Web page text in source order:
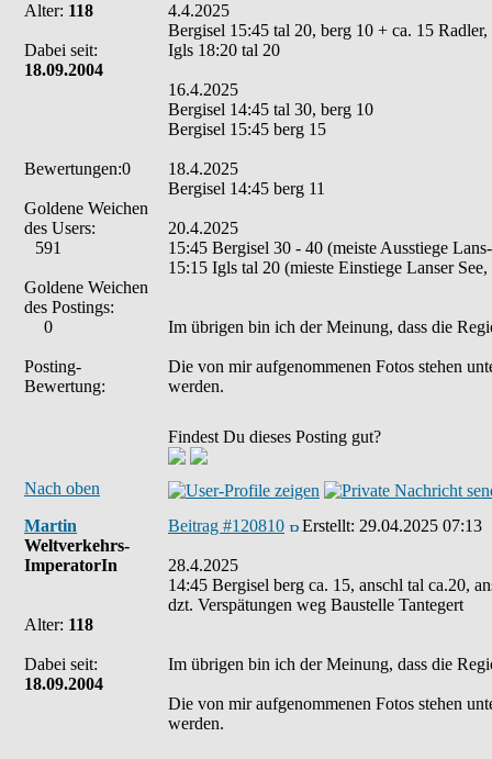
Alter: 118
Dabei seit:
18.09.2004
Bewertungen:0
Goldene Weichen
des Users:
591
Goldene Weichen
des Postings:
0
Posting-
Bewertung:
4.4.2025
Bergisel 15:45 tal 20, berg 10 + ca. 15
Igls 18:20 tal 20
16.4.2025
Bergisel 14:45 tal 30, berg 10
Bergisel 15:45 berg 15
18.4.2025
Bergisel 14:45 berg 11
20.4.2025
15:45 Bergisel 30 - 40 (meiste Ausstiege
15:15 Igls tal 20 (mieste Einstiege Lanser See,
Im übrigen bin ich der Meinung, dass die
Die von mir aufgenommenen Fotos stehen
werden.
Findest Du dieses Posting gut?
Nach oben
Martin
Weltverkehrs-
ImperatorIn
Alter: 118
Dabei seit:
18.09.2004
Beitrag #120810 Erstellt: 29.04.2025 07:13
28.4.2025
14:45 Bergisel berg ca. 15, anschl tal ca.20,
dzt. Verspätungen weg Baustelle Tantegert
Im übrigen bin ich der Meinung, dass die
Die von mir aufgenommenen Fotos stehen
werden.